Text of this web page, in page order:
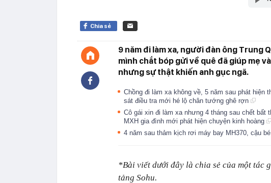
Chia sẻ
9 năm đi làm xa, người đàn ông Trung
mình chắt bóp gửi về quê đã giúp mẹ
nhưng sự thật khiến anh gục ngã.
Chồng đi làm xa không về, 5 năm sau phát
sát điều tra mới hé lộ chân tướng ghê rợn
Cô gái xin đi làm xa nhưng 4 tháng sau chết
MXH gia đình mới phát hiện chuyện kinh hoàng
4 năm sau thảm kịch rơi máy bay MH370, cậu
*Bài viết dưới đây là chia sẻ của một tác
tảng Sohu.